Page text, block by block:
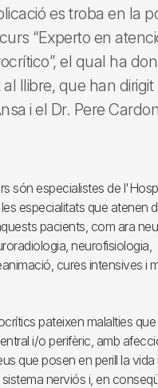
es troba en la
“Experto en
el qual ha
llibre, que han dirigit
i el Dr. Pere
són especialistes de
especialitats que atenen
pacients, com ara
neurofisiologia,
cures intensives i
pateixen malalties
i/o perifèric, amb
que posen en perill la vida
nerviós i, en